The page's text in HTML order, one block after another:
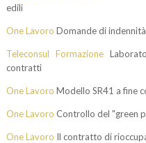
edili
One Lavoro Domande di
Teleconsul Formazione
contratti
One Lavoro Modello SR41 a fine
One Lavoro Controllo del "green
One Lavoro Il contratto di